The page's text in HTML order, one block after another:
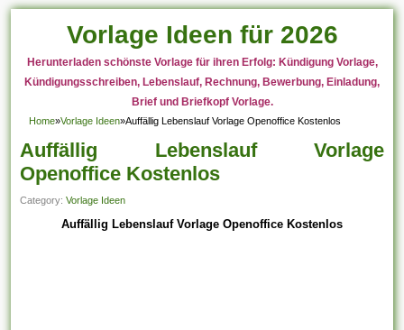
Vorlage Ideen für 2026
Herunterladen schönste Vorlage für ihren Erfolg: Kündigung Vorlage,
Kündigungsschreiben, Lebenslauf, Rechnung, Bewerbung, Einladung,
Brief und Briefkopf Vorlage.
Home»Vorlage Ideen»Auffällig Lebenslauf Vorlage Openoffice Kostenlos
Auffällig Lebenslauf Vorlage
Openoffice Kostenlos
Category:Vorlage Ideen
Auffällig Lebenslauf Vorlage Openoffice Kostenlos